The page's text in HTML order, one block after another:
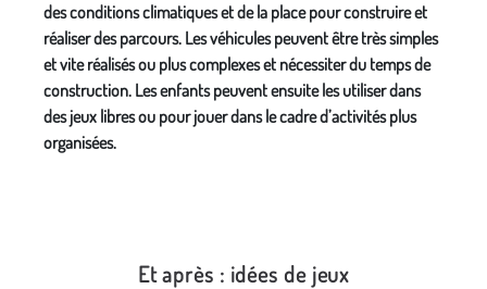
des conditions climatiques et de la place pour construire et
réaliser des parcours. Les véhicules peuvent être très simples
et vite réalisés ou plus complexes et nécessiter du temps de
construction. Les enfants peuvent ensuite les utiliser dans
des jeux libres ou pour jouer dans le cadre d’activités plus
organisées.
Et après : idées de jeux